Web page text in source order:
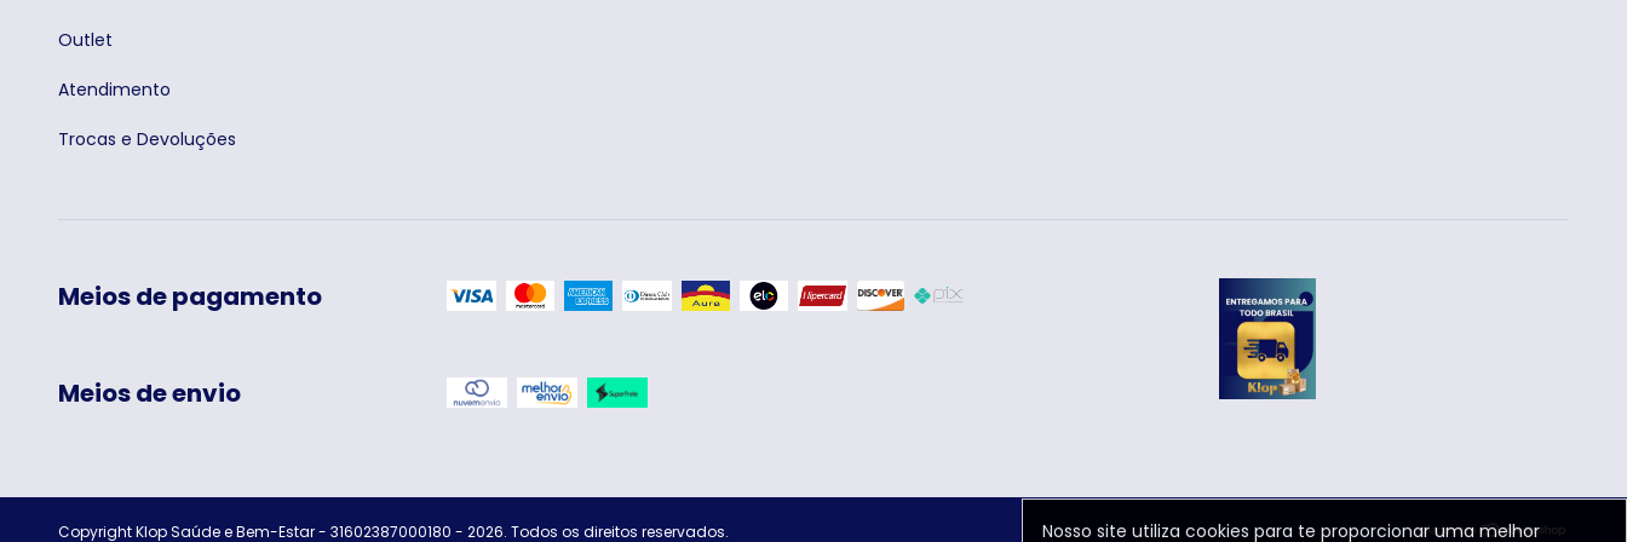
Outlet
Atendimento
Trocas e Devoluções
Meios de pagamento
Meios de envio
Copyright Klop Saúde e Bem-Estar - 31602387000180 - 2026. Todos os direitos reservados. Nosso site utiliza cookies para te proporcionar uma melhor